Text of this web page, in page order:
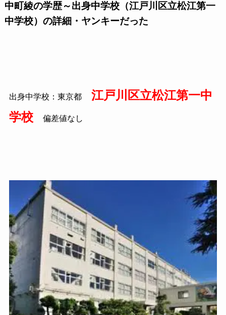
中町綾の学歴～出身中学校（江戸川区立松江第一
中学校）の詳細・ヤンキーだった
出身中学校：東京都
江戸川区立松江第一中
学校
偏差値なし